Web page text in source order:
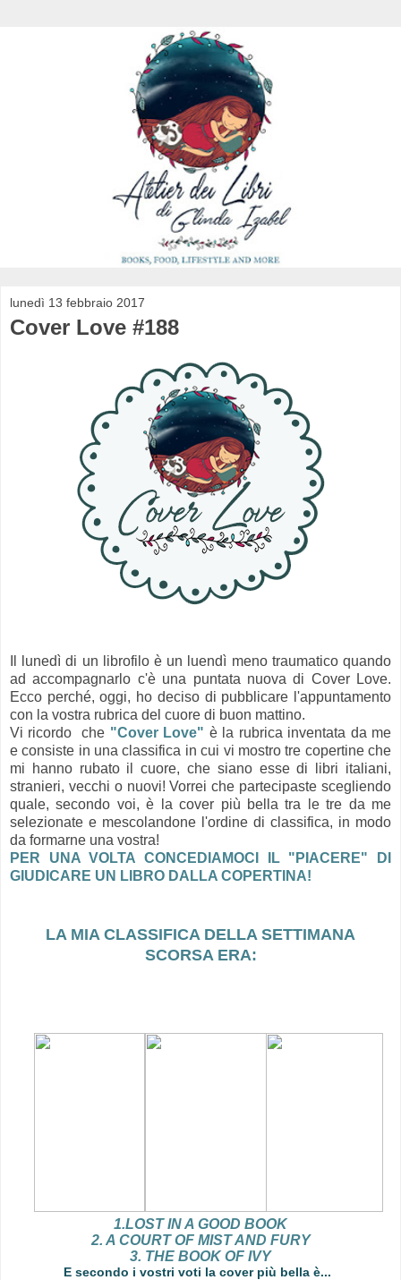
lunedì 13 febbraio 2017
Cover Love #188
Il lunedì di un librofilo è un luendì meno traumatico quando
ad accompagnarlo c'è una puntata nuova di Cover Love.
Ecco perché, oggi, ho deciso di pubblicare l'appuntamento
con la vostra rubrica del cuore di buon mattino.
Vi ricordo che "Cover Love" è la rubrica inventata da me
e consiste in una classifica in cui vi mostro tre copertine che
mi hanno rubato il cuore, che siano esse di libri italiani,
stranieri, vecchi o nuovi! Vorrei che partecipaste scegliendo
quale, secondo voi, è la cover più bella tra le tre da me
selezionate e mescolandone l'ordine di classifica, in modo
da formarne una vostra!
PER UNA VOLTA CONCEDIAMOCI IL "PIACERE" DI
GIUDICARE UN LIBRO DALLA COPERTINA!
LA MIA CLASSIFICA DELLA SETTIMANA
SCORSA ERA:
1.LOST IN A GOOD BOOK
2. A COURT OF MIST AND FURY
3. THE BOOK OF IVY
E secondo i vostri voti la cover più bella è...